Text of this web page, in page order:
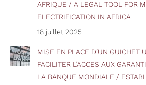
AFRIQUE / A LEGAL TOOL FOR
ELECTRIFICATION IN AFRICA
18 juillet 2025
MISE EN PLACE D’UN GUICHET
FACILITER L’ACCES AUX
LA BANQUE MONDIALE /